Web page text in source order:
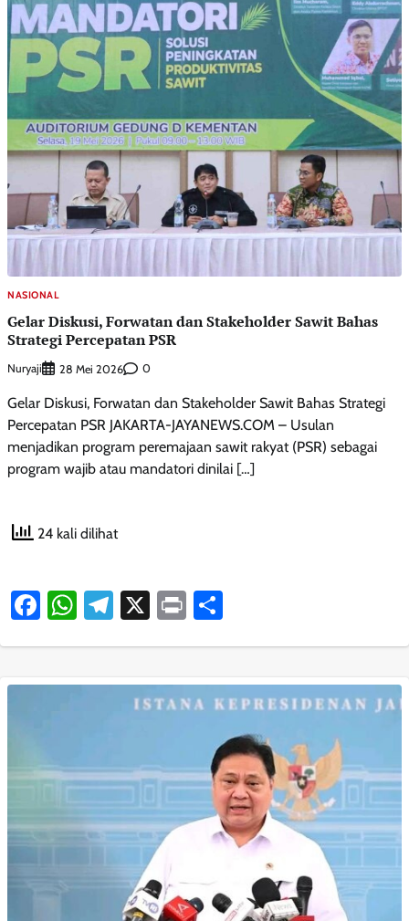
NASIONAL
Gelar Diskusi, Forwatan dan Stakeholder Sawit Bahas
Strategi Percepatan PSR
Nuryaji 28 Mei 2026 0
Gelar Diskusi, Forwatan dan Stakeholder Sawit Bahas Strategi
Percepatan PSR JAKARTA-JAYANEWS.COM – Usulan
menjadikan program peremajaan sawit rakyat (PSR) sebagai
program wajib atau mandatori dinilai […]
24 kali dilihat
Facebook
WhatsApp
Telegram
X Print